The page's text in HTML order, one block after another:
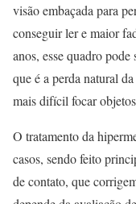
visão embaçada para
conseguir ler e maior
anos, esse quadro
que é a perda natural
mais difícil focar
O tratamento da
casos, sendo feito
de contato, que